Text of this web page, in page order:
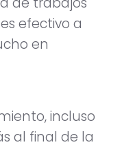
efectivo a
en
incluso
al final de la